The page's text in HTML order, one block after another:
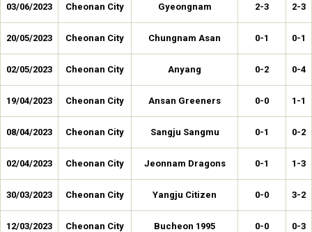
03/06/2023 Cheonan City Gyeongnam 2-3 2-3
20/05/2023 Cheonan City Chungnam Asan 0-1 0-1
02/05/2023 Cheonan City Anyang 0-2 0-4
19/04/2023 Cheonan City Ansan Greeners 0-0 1-1
08/04/2023 Cheonan City Sangju Sangmu 0-1 0-2
02/04/2023 Cheonan City Jeonnam Dragons 0-1 1-3
30/03/2023 Cheonan City Yangju Citizen 0-0 3-2
12/03/2023 Cheonan City Bucheon 1995 0-0 0-3